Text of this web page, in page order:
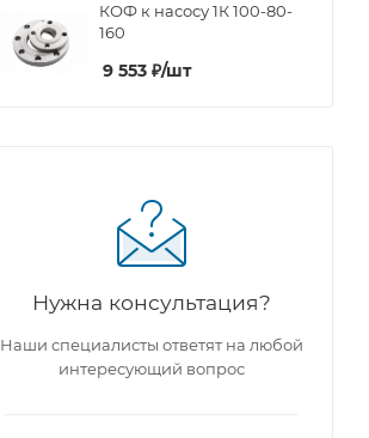
КОФ к насосу 1К 100-80-
160
9 553 ₽/шт
Нужна консультация?
Наши специалисты ответят на любой
интересующий вопрос